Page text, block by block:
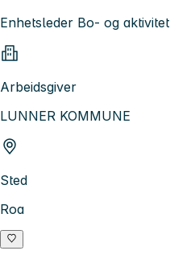
Enhetsleder Bo- og aktivitet
Arbeidsgiver
LUNNER KOMMUNE
Sted
Roa